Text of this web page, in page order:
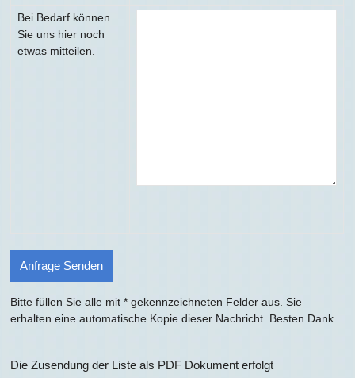
Bei Bedarf können
Sie uns hier noch
etwas mitteilen.
Bitte füllen Sie alle mit * gekennzeichneten Felder aus. Sie
erhalten eine automatische Kopie dieser Nachricht. Besten Dank.
Die Zusendung der Liste als PDF Dokument erfolgt